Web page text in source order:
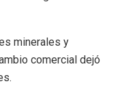
minerales y
comercial dejó